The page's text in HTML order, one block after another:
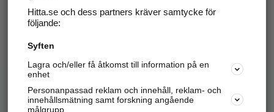
Hitta.se - Gratis nummerupplysning.
Sök företag, personer och platser.
Hitta telefonnummer, adresser, företagsinfo mm.
Hitta.se och dess partners kräver samtycke för
följande:
Syften
Lagra och/eller få åtkomst till information på en
enhet
Personanpassad reklam och innehåll, reklam- och
innehållsmätning samt forskning angående
målgrupp